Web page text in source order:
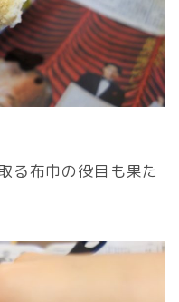
る布巾の役目も果た